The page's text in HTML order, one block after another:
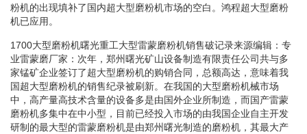
粉机的出现填补了国内超大型磨粉机市场的空白。鸿程超大型磨粉
机已应用。
1700大型磨粉机曙光重工大型雷蒙磨粉机销售破记录来源编辑：专
业雷蒙磨厂家：次年，郑州曙光矿山设备制造有限责任公司共与多
家锰矿企业签订了超大型磨粉机的购销合同，总额高达，意味着我
国超大型磨粉机的销售纪录被刷新。在我国的大型磨粉机械市场
中，高产量高技术含量的设备多是由国外企业所制造，而国产雷蒙
磨粉机多集中在中小型，目前已经投入市场的由我国企业自主开发
研制的最大型的雷蒙磨粉机是由郑州曙光制造的磨粉机，其最大产